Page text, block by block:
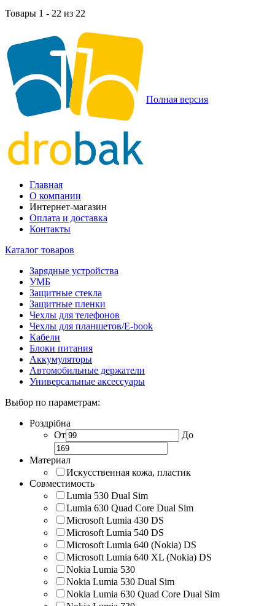
Товары 1 - 22 из 22
Полная версия
Главная
О компании
Интернет-магазин
Оплата и доставка
Контакты
Каталог товаров
Зарядные устройства
УМБ
Защитные стекла
Защитные пленки
Чехлы для телефонов
Чехлы для планшетов/E-book
Кабели
Блоки питания
Аккумуляторы
Автомобильные держатели
Универсальные аксессуары
Выбор по параметрам:
Роздрібна
От
До
Материал
Искусственная кожа, пластик
Совместимость
Lumia 530 Dual Sim
Lumia 630 Quad Core Dual Sim
Microsoft Lumia 430 DS
Microsoft Lumia 540 DS
Microsoft Lumia 640 (Nokia) DS
Microsoft Lumia 640 XL (Nokia) DS
Nokia Lumia 530
Nokia Lumia 530 Dual Sim
Nokia Lumia 630 Quad Core Dual Sim